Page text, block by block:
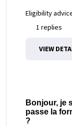
Eligibility
1 replies
VIEW
Bonjour, je
passe la
?